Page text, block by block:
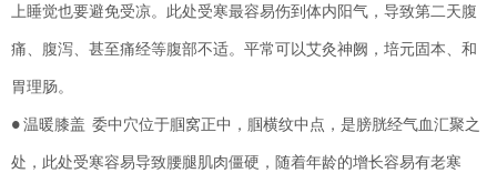
上睡觉也要避免受凉。此处受寒最容易伤到体内阳气，导致第二天腹
痛、腹泻、甚至痛经等腹部不适。平常可以艾灸神阙，培元固本、和
胃理肠。
● 温暖膝盖 委中穴位于腘窝正中，腘横纹中点，是膀胱经气血汇聚之
处，此处受寒容易导致腰腿肌肉僵硬，随着年龄的增长容易有老寒